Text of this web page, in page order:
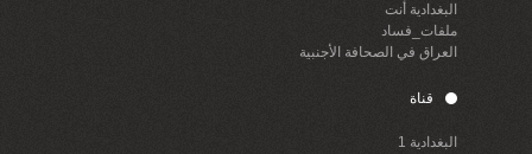
البغدادية أنت
ملفات_فساد
العراق في الصحافة الأجنبية
قناة
البغدادية 1